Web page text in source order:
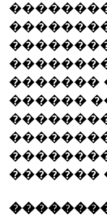
�������
������
�������